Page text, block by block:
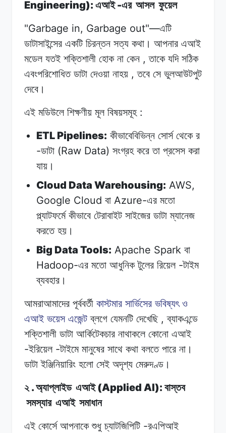
Engineering): এআই-এর আসল ফুয়েল
"Garbage in, Garbage out"—এটি
ডাটাসাইন্সের একটি চিরন্তন সত্য কথা। আপনার এআই
মডেল যতই শক্তিশালী হোক না কেন ,তাকে যদি সঠিক
এবংপরিশোধিত ডাটা দেওয়া নাহয় ,তবে সে ভুলআউটপুট
দেবে।
এই মডিউলে শিক্ষণীয় মূল বিষয়সমূহ:
ETL Pipelines: কীভাবেবিভিন্ন সোর্স থেকে র
-ডাটা (Raw Data) সংগ্রহ করে তা প্রসেস করা
যায়।
Cloud Data Warehousing: AWS,
Google Cloud বা Azure-এর মতো
প্ল্যাটফর্মে কীভাবে টেরাবাইট সাইজের ডাটা ম্যানেজ
করতে হয়।
Big Data Tools: Apache Spark বা
Hadoop-এর মতো আধুনিক টুলের রিয়েল-টাইম
ব্যবহার।
আমরাআমাদের পূর্ববর্তী কাস্টমার সার্ভিসের ভবিষ্যৎ ও
এআই ভয়েস এজেন্ট ব্লগে যেমনটি দেখেছি,ব্যাকএন্ডে
শক্তিশালী ডাটা আর্কিটেকচার নাথাকলে কোনো এআই
-ইরিয়েল-টাইমে মানুষের সাথে কথা বলতে পারে না।
ডাটা ইঞ্জিনিয়ারিং হলো সেই অদৃশ্য মেরুদণ্ড।
২.অ্যাপ্লাইড এআই(Applied AI): বাস্তব
সমস্যার এআই সমাধান
এই কোর্সে আপনাকে শুধু চ্যাটজিপিটি -রএপিআই